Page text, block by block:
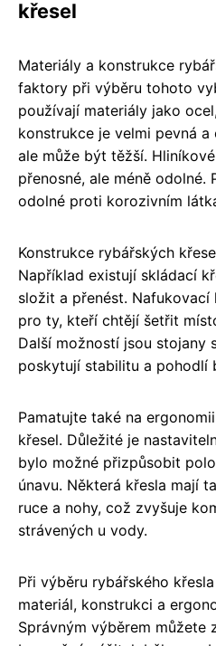
křesel
Materiály a konstrukce
faktory při výběru tohoto
používají materiály jako
konstrukce je velmi pevná
ale může být těžší.
přenosné, ale méně odolné.
odolné proti korozivním
Konstrukce rybářských
Například existují skládací
složit a přenést.
pro ty, kteří chtějí šetřit
Další možností jsou stojany
poskytují stabilitu a pohodlí
Pamatujte také na
křesel. Důležité je
bylo možné přizpůsobit
únavu. Některá křesla mají
ruce a nohy, což zvyšuje
strávených u vody.
Při výběru rybářského
materiál, konstrukci a
Správným výběrem můžete